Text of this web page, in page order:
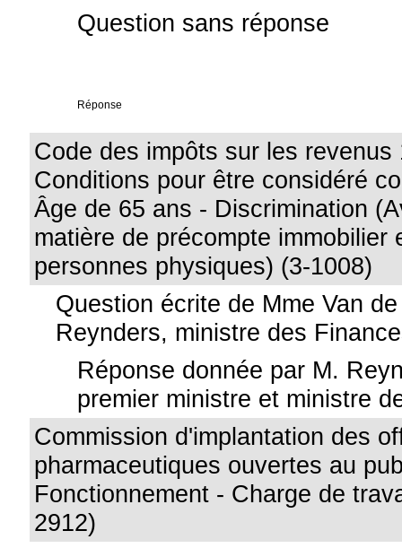
Question sans réponse
Réponse
Code des impôts sur les revenus
Conditions pour être considéré
Âge de 65 ans - Discrimination
matière de précompte immobilier
personnes physiques) (3-1008)
Question écrite de Mme Van
Reynders, ministre des
Réponse donnée par M.
premier ministre et ministre
Commission d'implantation des
pharmaceutiques ouvertes au
Fonctionnement - Charge de
2912)